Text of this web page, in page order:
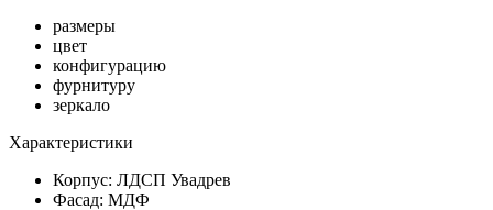
размеры
цвет
конфигурацию
фурнитуру
зеркало
Характеристики
Корпус: ЛДСП Увадрев
Фасад: МДФ